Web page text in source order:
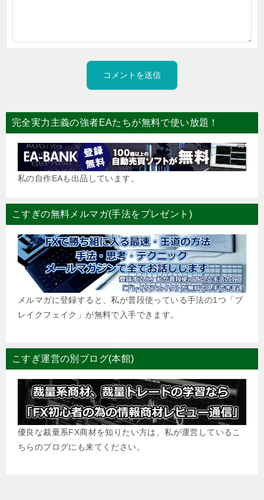
完全実力主義の強者EAたちが無料で使い放題！
私の自作EAも出品しています。
こすぎの無料メルマガ(手法をプレゼント)
メルマガに登録すると、私が普段使っている手法の1つ「ブ
レイクフェイク」が無料で入手できます。
こすぎ運営の別ブログ(本館)
優良な裁量系FX商材を知りたい方は、私が運営しているこ
ちらのブログにも来てください。